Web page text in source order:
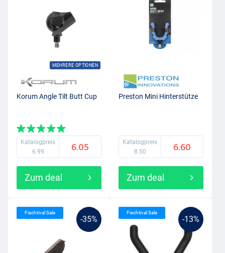
MEHRERE OPTIONEN
Korum Angle Tilt Butt Cup
Katalogpreis
6.99
6.05
Zum deal
Preston Mini Hinterstütze
Katalogpreis
8.50
6.60
Zum deal
-35%
Fischtival Sale
-13%
Fischtival Sale